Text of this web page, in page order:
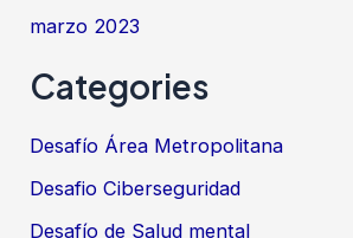
marzo 2023
Categories
Desafío Área Metropolitana
Desafio Ciberseguridad
Desafío de Salud mental